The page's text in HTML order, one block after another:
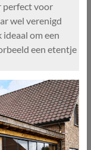
perfect voor
wel verenigd
ideaal om een
een etentje